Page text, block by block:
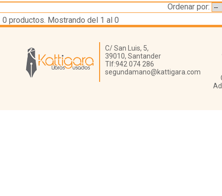
Ordenar por:
0 productos. Mostrando del 1 al 0
Librería Kattigara
C/ San Luis, 5,
39010, Santander
Tlf:942 074 286
segundamano@kattigara.com